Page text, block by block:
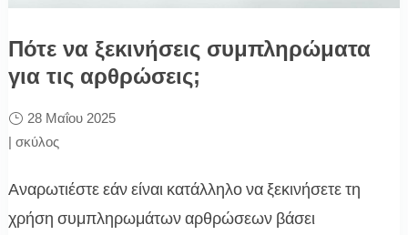
Πότε να ξεκινήσεις συμπληρώματα
για τις αρθρώσεις;
28 Μαΐου 2025
| σκύλος
Αναρωτιέστε εάν είναι κατάλληλο να ξεκινήσετε τη
χρήση συμπληρωμάτων αρθρώσεων βάσει